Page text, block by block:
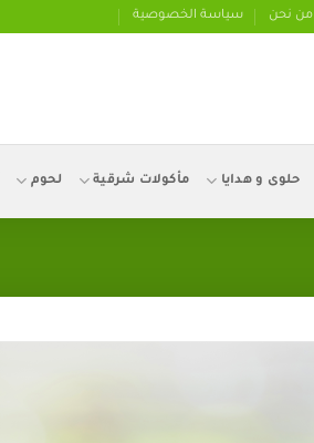
من نحن سياسة الخصوصية
حلوى و هدايا مأكولات شرقية لحوم